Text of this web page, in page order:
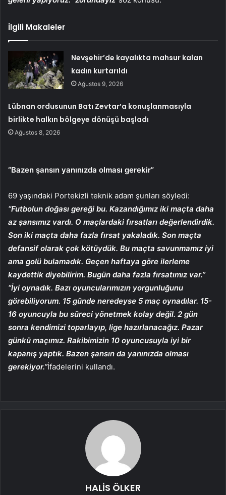
İlgili Makaleler
Nevşehir’de kayalıkta mahsur kalan
kadın kurtarıldı
Ağustos 9, 2026
Lübnan ordusunun Batı Zevtar’a konuşlanmasıyla
birlikte halkın bölgeye dönüşü başladı
Ağustos 8, 2026
“Bazen şansın yanınızda olması gerekir”
69 yaşındaki Portekizli teknik adam şunları söyledi:
“Futbolun doğası gereği bu. Kazandığımız iki maçta daha
az şansımız vardı. O maçlardaki fırsatları değerlendirdik.
Son iki maçta daha fazla fırsat yakaladık. Son maçta
defansif olarak çok kötüydük. Bu maçta savunmamız iyi
ama golü bulamadık. Geçen haftaya göre ilerleme
kaydettik diyebilirim. Bugün daha fazla fırsatımız var.”
“İyi oynadık. Bazı oyuncularımızın yorgunluğunu
görebiliyorum. 15 günde neredeyse 5 maç oynadılar. 15-
16 oyuncuyla bu süreci yönetmek kolay değil. 2 gün
sonra kendimizi toparlayıp, lige hazırlanacağız. Pazar
günkü maçımız. Rakibimizin 10 oyuncusuyla iyi bir
kapanış yaptık. Bazen şansın da yanınızda olması
gerekiyor.”İfadelerini kullandı.
HALİS ÖLKER